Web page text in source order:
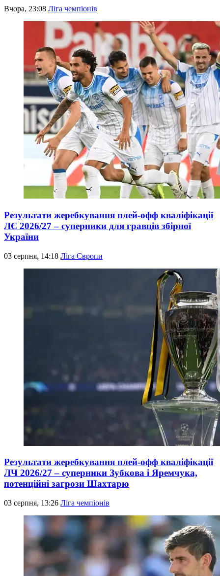
Вчора, 23:08 Ліга чемпіонів
Результати жеребкування плей-офф кваліфікації
ЛЄ 2026/27 – суперники для гравців збірної
України
03 серпня, 14:18 Ліга Європи
Результати жеребкування плей-офф кваліфікації
ЛЧ 2026/27 – суперники Зубкова і Яремчука,
потенційні загрози Шахтарю
03 серпня, 13:26 Ліга чемпіонів